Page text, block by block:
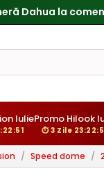
IuliePromo Hilook
⏱ 3 Zile
/ Speed dome /